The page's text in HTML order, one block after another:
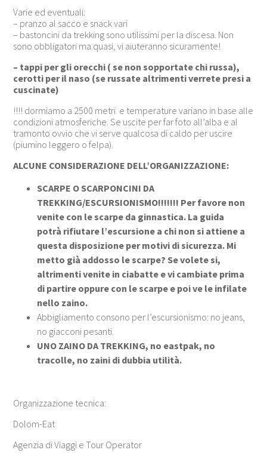
Varie ed eventuali:
– pranzo al sacco e snack vari
– bastoncini da trekking sono utilissimi per la discesa. Non
sono obbligatori ma quasi, vi aiuteranno sicuramente!
– tappi per gli orecchi ( se non sopportate chi russa),
cerotti per il naso (se russate altrimenti verrete presi a
cuscinate)
!!!! dormiamo a 2500 metri e temperature variano in base alle
condizioni atmosferiche. Se uscite per far foto all’alba e al
tramonto ovvio che vi serve qualcosa di caldo per uscire
(piumino leggero o felpa).
ALCUNE CONSIDERAZIONE DELL’ORGANIZZAZIONE:
SCARPE O SCARPONCINI DA
TREKKING/ESCURSIONISMO!!!!!!! Per favore non
venite con le scarpe da ginnastica. La guida
potrà rifiutare l’escursione a chi non si attiene a
questa disposizione per motivi di sicurezza. Mi
metto già addosso le scarpe? Se volete si,
altrimenti venite in ciabatte e vi cambiate prima
di partire oppure con le scarpe e poi ve le infilate
nello zaino.
Abbigliamento consono per l’escursionismo: no jeans,
no giacconi pesanti.
UNO ZAINO DA TREKKING, no eastpak, no
tracolle, no zaini di dubbia utilità.
Organizzazione tecnica:
Dolom-Eat
Agenzia di Viaggi e Tour Operator